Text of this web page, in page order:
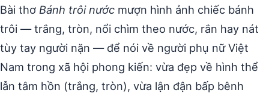
Bài thơ Bánh trôi nước mượn hình ảnh chiếc bánh
trôi — trắng, tròn, nổi chìm theo nước, rắn hay nát
tùy tay người nặn — để nói về người phụ nữ Việt
Nam trong xã hội phong kiến: vừa đẹp về hình thể
lẫn tâm hồn (trắng, tròn), vừa lận đận bấp bênh